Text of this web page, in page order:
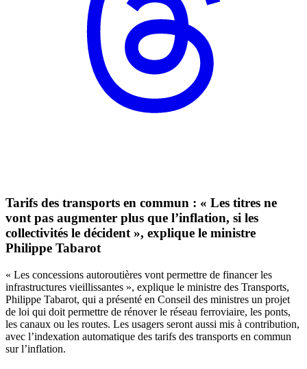
Tarifs des transports en commun : « Les titres ne
vont pas augmenter plus que l’inflation, si les
collectivités le décident », explique le ministre
Philippe Tabarot
« Les concessions autoroutières vont permettre de financer les
infrastructures vieillissantes », explique le ministre des Transports,
Philippe Tabarot, qui a présenté en Conseil des ministres un projet
de loi qui doit permettre de rénover le réseau ferroviaire, les ponts,
les canaux ou les routes. Les usagers seront aussi mis à contribution,
avec l’indexation automatique des tarifs des transports en commun
sur l’inflation.